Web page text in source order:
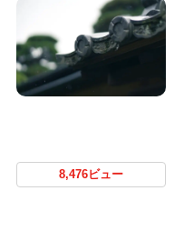
8,476ビュー